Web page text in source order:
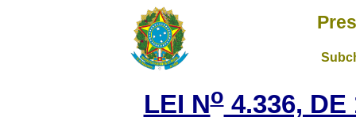
LEI No4.336, DE